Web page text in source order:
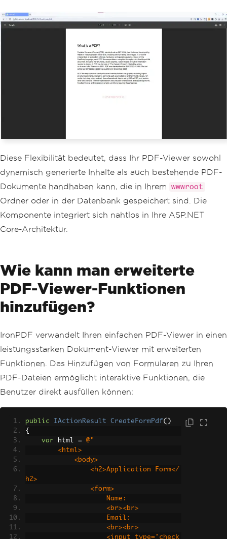
Diese Flexibilität bedeutet, dass Ihr PDF-Viewer sowohl
dynamisch generierte Inhalte als auch bestehende PDF-
Dokumente handhaben kann, die in Ihrem
wwwroot
Ordner oder in der Datenbank gespeichert sind. Die
Komponente integriert sich nahtlos in Ihre ASP.NET
Core-Architektur.
Wie kann man erweiterte
PDF-Viewer-Funktionen
hinzufügen?
IronPDF verwandelt Ihren einfachen PDF-Viewer in einen
leistungsstarken Dokument-Viewer mit erweiterten
Funktionen. Das Hinzufügen von Formularen zu Ihren
PDF-Dateien ermöglicht interaktive Funktionen, die
Benutzer direkt ausfüllen können:
public IActionResult CreateFormPdf()
{
var html =
@"
        <html>
            <body>
h2>
                <form>
                    Name:
                    <br><br>
                    Email:
                    <br><br>